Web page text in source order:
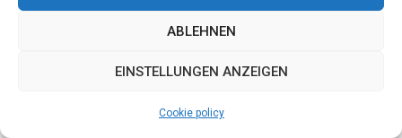
ABLEHNEN
EINSTELLUNGEN ANZEIGEN
Cookie policy
Schrägaufzug mieten – München und